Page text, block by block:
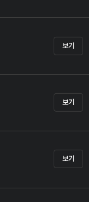
보기
보기
보기